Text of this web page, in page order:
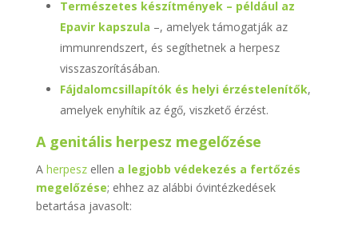
Természetes készítmények – például az
Epavir kapszula –, amelyek támogatják az
immunrendszert, és segíthetnek a herpesz
visszaszorításában.
Fájdalomcsillapítók és helyi érzéstelenítők,
amelyek enyhítik az égő, viszkető érzést.
A genitális herpesz megelőzése
A herpeszellen a legjobb védekezés a fertőzés
megelőzése; ehhez az alábbi óvintézkedések
betartása javasolt: